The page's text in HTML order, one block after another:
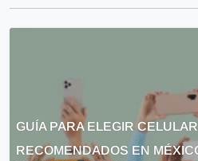
GUÍA PARA ELEGIR
RECOMENDADOS EN